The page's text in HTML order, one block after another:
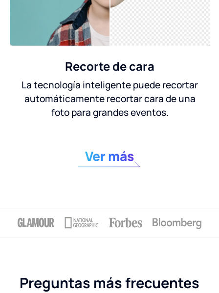
Recorte de cara
La tecnología inteligente puede recortar
automáticamente recortar cara de una
foto para grandes eventos.
Ver más
Preguntas más frecuentes